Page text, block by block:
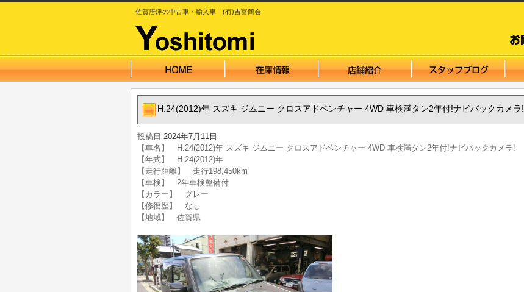
佐賀唐津の中古車・輸入車 (有)吉富商会
H.24(2012)年 スズキ ジムニー クロスアドベンチャー 4WD 車検満タン2年付!ナビバックカメラ!
投稿日 2024年7月11日
【車名】 H.24(2012)年 スズキ ジムニー クロスアドベンチャー 4WD 車検満タン2年付!ナビバックカメラ!
【年式】 H.24(2012)年
【走行距離】 走行198,450km
【車検】 2年車検整備付
【カラー】 グレー
【修復歴】 なし
【地域】 佐賀県